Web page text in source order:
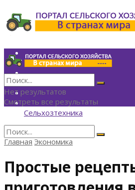
Инвестиции
Агрономия
Политика
Финансы
Технологии
Экономика
Сельхозтехника
Нет результатов
Нет результатов
Смотреть все результаты
Главная Экономика
Простые